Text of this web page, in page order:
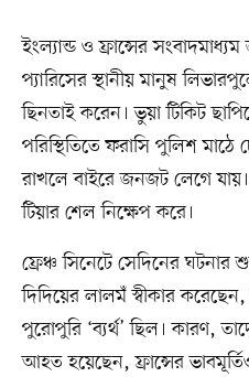
ইংল্যান্ড ও ফ্রান্সের
প্যারিসের স্থানীয় মানুষ
ছিনতাই করেন। ভুয়া টিকিট
পরিস্থিতিতে ফরাসি পুলিশ
রাখলে বাইরে জনজট লেগে
টিয়ার শেল নিক্ষেপ করে।
ফ্রেঞ্চ সিনেটে সেদিনের ঘটনার
দিদিয়ের লালমঁ স্বীকার
পুরোপুরি ‘ব্যর্থ’ ছিল। কারণ,
আহত হয়েছেন, ফ্রান্সের